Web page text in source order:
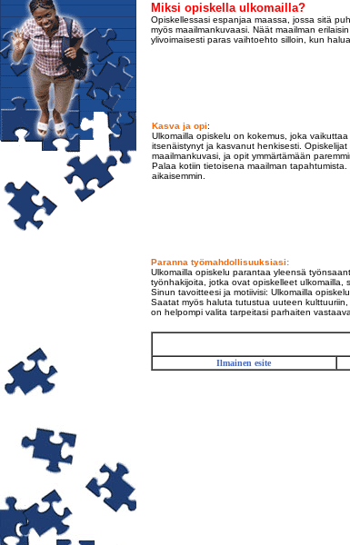
Miksi opiskella ulkomailla?
Opiskellessasi espanjaa maassa, jossa sitä
myös maailmankuvaasi. Näät maailman
ylivoimaisesti paras vaihtoehto silloin, kun
Kasva ja opi:
Ulkomailla opiskelu on kokemus, joka
itsenäistynyt ja kasvanut henkisesti.
maailmankuvasi, ja opit ymmärtämään
Palaa kotiin tietoisena maailman
aikaisemmin.
Paranna työmahdollisuuksiasi:
Ulkomailla opiskelu parantaa yleensä
työnhakijoita, jotka ovat opiskelleet ulkomailla,
Sinun tavoitteesi ja motiivisi: Ulkomailla
Saatat myös haluta tutustua uuteen
on helpompi valita tarpeitasi parhaiten
Ilmainen esite